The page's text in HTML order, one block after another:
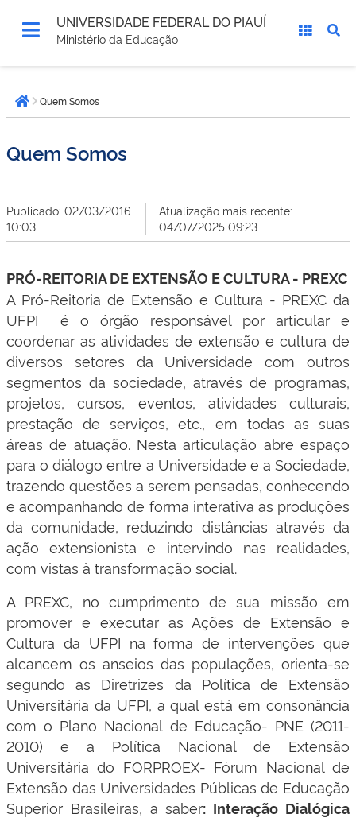
UNIVERSIDADE FEDERAL DO PIAUÍ
Ministério da Educação
está
aqui:Página inicial
Quem Somos
Quem Somos
Publicado: 02/03/2016
10:03
Atualização mais recente:
04/07/2025 09:23
PRÓ-REITORIA DE EXTENSÃO E CULTURA - PREXC
A Pró-Reitoria de Extensão e Cultura - PREXC da
UFPI é o órgão responsável por articular e
coordenar as atividades de extensão e cultura de
diversos setores da Universidade com outros
segmentos da sociedade, através de programas,
projetos, cursos, eventos, atividades culturais,
prestação de serviços, etc., em todas as suas
áreas de atuação. Nesta articulação abre espaço
para o diálogo entre a Universidade e a Sociedade,
trazendo questões a serem pensadas, conhecendo
e acompanhando de forma interativa as produções
da comunidade, reduzindo distâncias através da
ação extensionista e intervindo nas realidades,
com vistas à transformação social.
A PREXC, no cumprimento de sua missão em
promover e executar as Ações de Extensão e
Cultura da UFPI na forma de intervenções que
alcancem os anseios das populações, orienta-se
segundo as Diretrizes da Política de Extensão
Universitária da UFPI, a qual está em consonância
com o Plano Nacional de Educação- PNE (2011-
2010) e a Política Nacional de Extensão
Universitária do FORPROEX- Fórum Nacional de
Extensão das Universidades Públicas de Educação
Superior Brasileiras, a saber: Interação Dialógica